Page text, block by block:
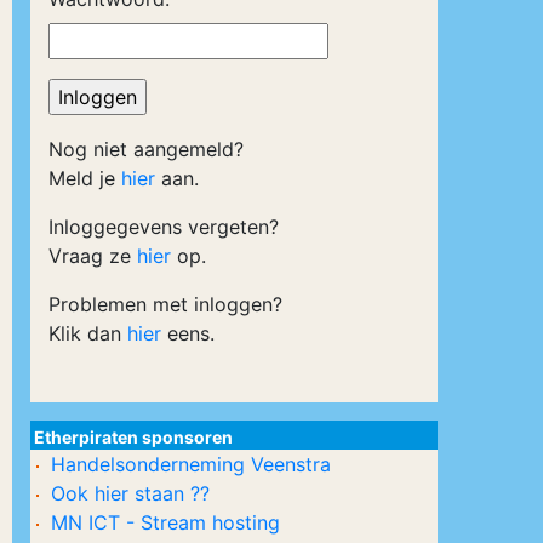
Nog niet aangemeld?
Meld je hier aan.
Inloggegevens vergeten?
Vraag ze hier op.
Problemen met inloggen?
Klik dan hier eens.
Etherpiraten sponsoren
Handelsonderneming Veenstra
Ook hier staan ??
MN ICT - Stream hosting